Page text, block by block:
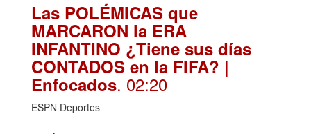
Las POLÉMICAS que
MARCARON la ERA
INFANTINO ¿Tiene sus días
CONTADOS en la FIFA? |
Enfocados. 02:20
ESPN Deportes